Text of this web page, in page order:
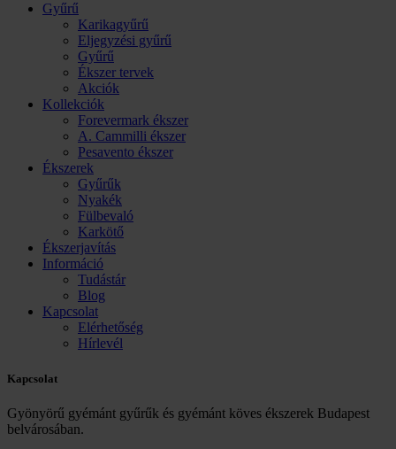
Gyűrű
Karikagyűrű
Eljegyzési gyűrű
Gyűrű
Ékszer tervek
Akciók
Kollekciók
Forevermark ékszer
A. Cammilli ékszer
Pesavento ékszer
Ékszerek
Gyűrűk
Nyakék
Fülbevaló
Karkötő
Ékszerjavítás
Információ
Tudástár
Blog
Kapcsolat
Elérhetőség
Hírlevél
Kapcsolat
Gyönyörű gyémánt gyűrűk és gyémánt köves ékszerek Budapest
belvárosában.